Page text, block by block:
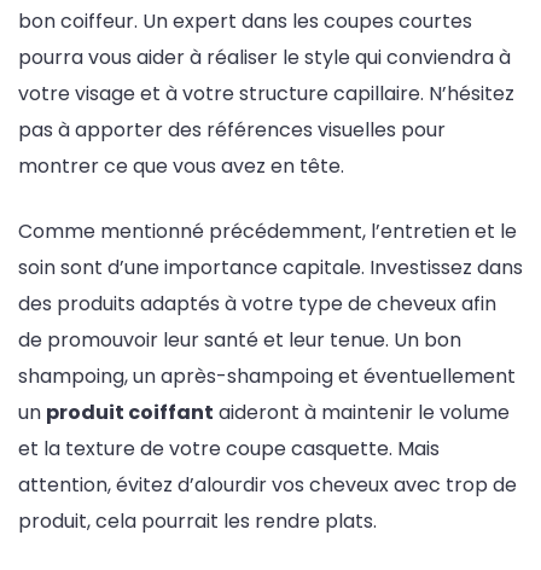
bon coiffeur. Un expert dans les coupes courtes
pourra vous aider à réaliser le style qui conviendra à
votre visage et à votre structure capillaire. N’hésitez
pas à apporter des références visuelles pour
montrer ce que vous avez en tête.
Comme mentionné précédemment, l’entretien et le
soin sont d’une importance capitale. Investissez dans
des produits adaptés à votre type de cheveux afin
de promouvoir leur santé et leur tenue. Un bon
shampoing, un après-shampoing et éventuellement
un produit coiffant aideront à maintenir le volume
et la texture de votre coupe casquette. Mais
attention, évitez d’alourdir vos cheveux avec trop de
produit, cela pourrait les rendre plats.